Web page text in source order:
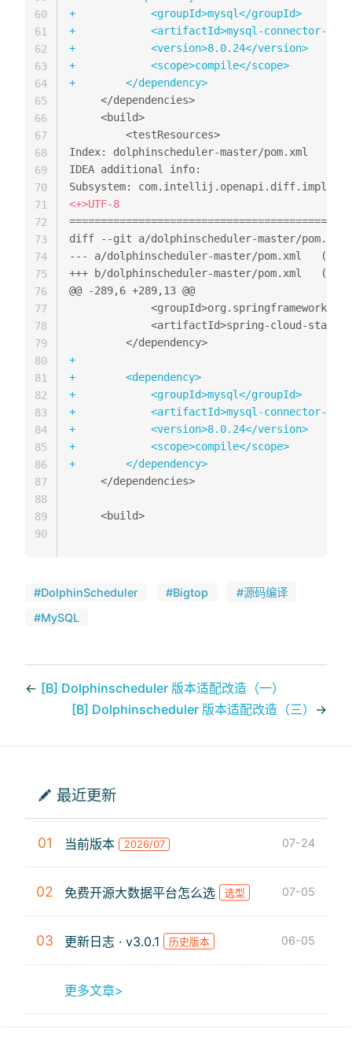
+
+
+
+
+
Index: dolphinscheduler-master/pom.xml
IDEA additional info:
<
--- a/
+++ b/
@@ -289,6 +289,13 @@
+
+
+
+
+
+
+
60
61
62
63
64
65
66
67
68
69
70
71
72
73
74
75
76
77
78
79
80
81
82
83
84
85
86
87
88
89
90
#DolphinScheduler #Bigtop
#源码编译
#MySQL
← [B] Dolphinscheduler 版本适配改造（一）
[B] Dolphinscheduler 版本适配改造（三） →
最近更新
01 当前版本 2026/07 07-24
02 免费开源大数据平台怎么选 选型 07-05
03 更新日志 · v3.0.1 历史版本 06-05
更多文章>